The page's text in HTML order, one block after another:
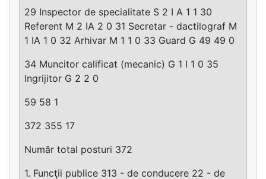
29 Inspector de specialitate S 2 I A 1 1 30
Referent M 2 IA 2 0 31 Secretar - dactilograf M
1 IA 1 0 32 Arhivar M 1 1 0 33 Guard G 49 49 0
34 Muncitor calificat (mecanic) G 1 I 1 0 35
Ingrijitor G 2 2 0
59 58 1
372 355 17
Număr total posturi 372
1. Funcţii publice 313 - de conducere 22 - de